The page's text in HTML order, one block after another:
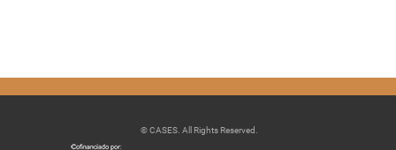
© CASES. All Rights Reserved.